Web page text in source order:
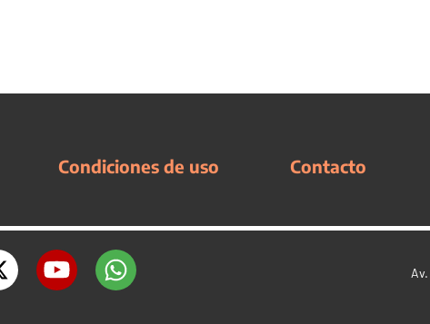
Condiciones de uso Contacto